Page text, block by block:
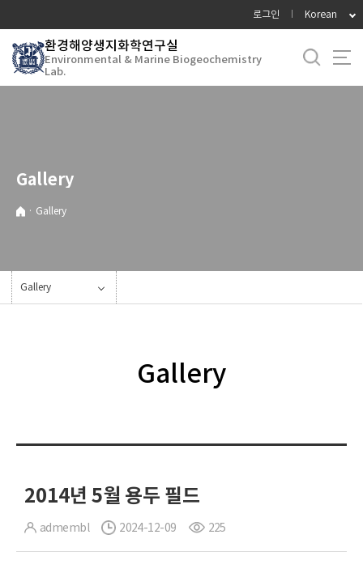
로
메
로그인 Korean
환경해양생지화학연구실
Environmental & Marine Biogeochemistry
Lab.
Gallery
· Gallery
Gallery
Gallery
2014년 5월 용두 필드
admembl 2024-12-09 225